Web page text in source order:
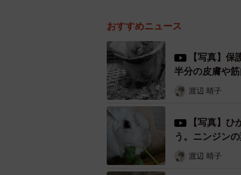
おすすめニュース
【写真】
半分の皮膚や
渡辺 晴子
【写真】
う。ニンジン
渡辺 晴子